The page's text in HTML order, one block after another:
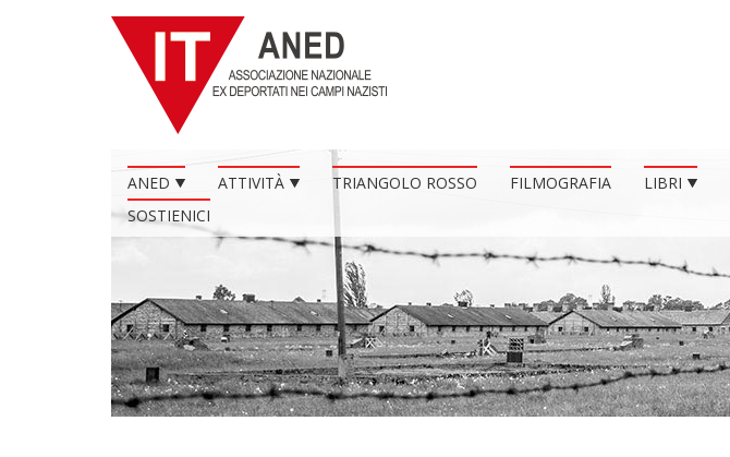
ANED ATTIVITÀ TRIANGOLO ROSSO FILMOGRAFIA LIBRI
SOSTIENICI